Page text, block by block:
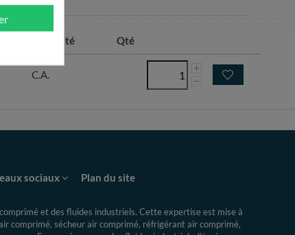
Efficacité Qté
C.A.
sociaux Plan du site
et des fluides industriels. Cette expertiseest mise à
comprimé, sécheur air comprimé, réfrigérant air comprimé,